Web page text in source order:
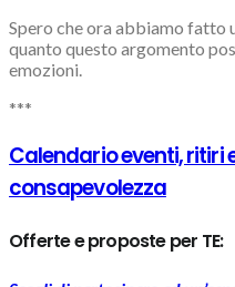
Spero che ora abbiamo fatto
quanto questo argomento
emozioni.
***
Calendario eventi, ritiri
consapevolezza
Offerte e proposte per TE: